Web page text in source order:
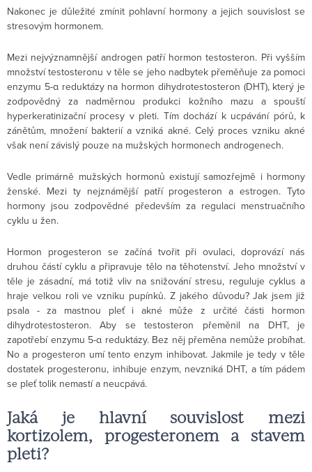
Nakonec je důležité zmínit pohlavní hormony a jejich souvislost se
stresovým hormonem.
Mezi nejvýznamnější androgen patří hormon testosteron. Při vyšším
množství testosteronu v těle se jeho nadbytek přeměňuje za pomoci
enzymu 5-α reduktázy na hormon dihydrotestosteron (DHT), který je
zodpovědný za nadměrnou produkci kožního mazu a spouští
hyperkeratinizační procesy v pleti. Tím dochází k ucpávání pórů, k
zánětům, množení bakterií a vzniká akné. Celý proces vzniku akné
však není závislý pouze na mužských hormonech androgenech.
Vedle primárně mužských hormonů existují samozřejmě i hormony
ženské. Mezi ty nejznámější patří progesteron a estrogen. Tyto
hormony jsou zodpovědné především za regulaci menstruačního
cyklu u žen.
Hormon progesteron se začíná tvořit při ovulaci, doprovází nás
druhou částí cyklu a připravuje tělo na těhotenství. Jeho množství v
těle je zásadní, má totiž vliv na snižování stresu, reguluje cyklus a
hraje velkou roli ve vzniku pupínků. Z jakého důvodu? Jak jsem již
psala - za mastnou pleť i akné může z určité části hormon
dihydrotestosteron. Aby se testosteron přeměnil na DHT, je
zapotřebí enzymu 5-α reduktázy. Bez něj přeměna nemůže probíhat.
No a progesteron umí tento enzym inhibovat. Jakmile je tedy v těle
dostatek progesteronu, inhibuje enzym, nevzniká DHT, a tím pádem
se pleť tolik nemastí a neucpává.
Jaká je hlavní souvislost mezi
kortizolem, progesteronem a stavem
pleti?